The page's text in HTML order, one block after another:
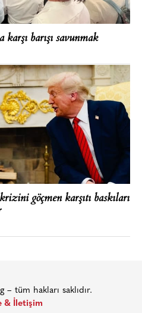
barışı savunmak
göçmen karşıtı baskıları
tüm hakları saklıdır.
& İletişim